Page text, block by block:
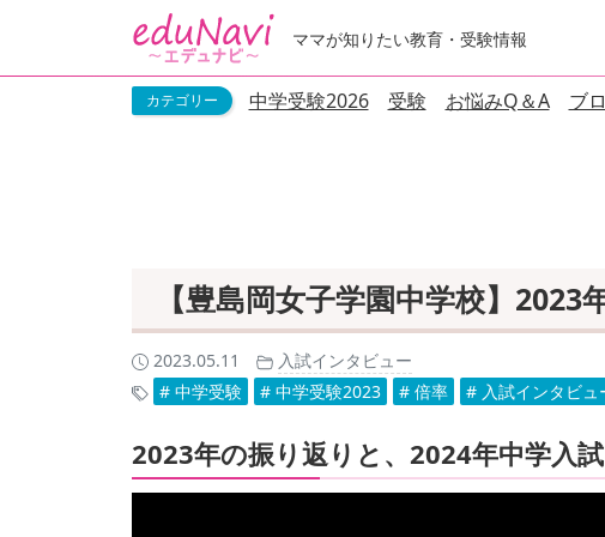
ママが知りたい教育・受験情報
中学受験2026 受験 お悩みQ＆A ブ
【豊島岡女子学園中学校】
2023.05.11
入試インタビュー
# 中学受験
# 中学受験2023 # 倍率 # 入試インタビュ
2023年の振り返りと、2024年中学入試